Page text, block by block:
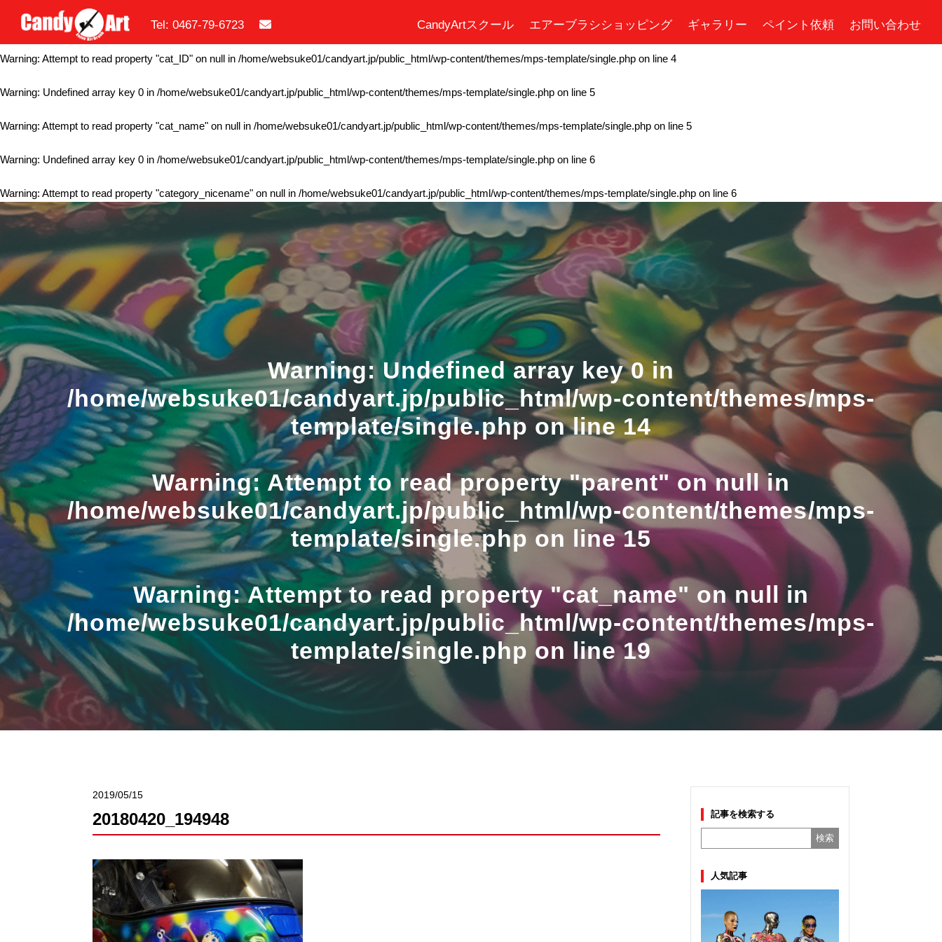
Tel: 0467-79-6723 CandyArtスクール エアーブラシショッピング ギャラリー ペイント依頼 お問い合わせ
Warning: Undefined array key 0 in/home/websuke01/candyart.jp/public_html/wp-content/themes/mps-template/single.phpon line 4
Warning: Attempt to read property "cat_ID" on null in /home/websuke01/candyart.jp/public_html/wp-content/themes/mps-template/single.php on line 4
Warning: Undefined array key 0 in /home/websuke01/candyart.jp/public_html/wp-content/themes/mps-template/single.php on line 5
Warning: Attempt to read property "cat_name" on null in /home/websuke01/candyart.jp/public_html/wp-content/themes/mps-template/single.php on line 5
Warning: Undefined array key 0 in /home/websuke01/candyart.jp/public_html/wp-content/themes/mps-template/single.php on line 6
Warning: Attempt to read property "category_nicename" on null in /home/websuke01/candyart.jp/public_html/wp-content/themes/mps-template/single.php on line 6
Warning: Undefined array key 0 in
/home/websuke01/candyart.jp/public_html/wp-content/themes/mps-
template/single.php on line14
Warning: Attempt to read property "parent" on null in
/home/websuke01/candyart.jp/public_html/wp-content/themes/mps-
template/single.php on line15
Warning: Attempt to read property "cat_name" on null in
/home/websuke01/candyart.jp/public_html/wp-content/themes/mps-
template/single.php on line19
2019/05/15
20180420_194948 記事を検索する
人気記事